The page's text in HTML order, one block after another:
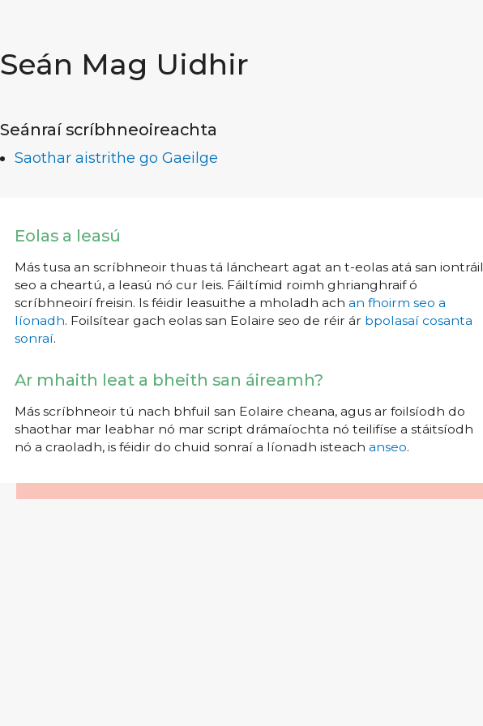
Seán Mag Uidhir
Seánraí scríbhneoireachta
Saothar aistrithe go Gaeilge
Eolas a leasú
Más tusa an scríbhneoir thuas tá láncheart agat an t-eolas atá san iontráil
seo a cheartú, a leasú nó cur leis. Fáiltímid roimh ghrianghraif ó
scríbhneoirí freisin. Is féidir leasuithe a mholadh ach an fhoirm seo a
líonadh. Foilsítear gach eolas san Eolaire seo de réir ár bpolasaí cosanta
sonraí.
Ar mhaith leat a bheith san áireamh?
Más scríbhneoir tú nach bhfuil san Eolaire cheana, agus ar foilsíodh do
shaothar mar leabhar nó mar script drámaíochta nó teilifíse a stáitsíodh
nó a craoladh, is féidir do chuid sonraí a líonadh isteach anseo.